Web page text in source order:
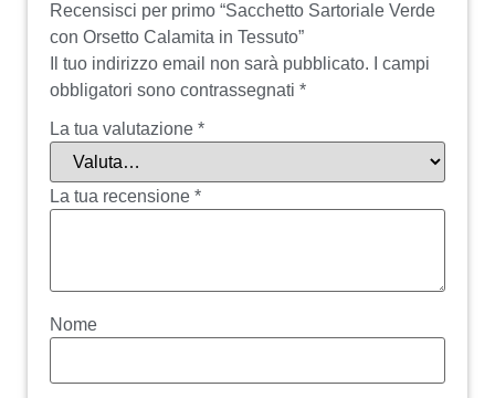
Recensisci per primo “Sacchetto Sartoriale Verde
con Orsetto Calamita in Tessuto”
Il tuo indirizzo email non sarà pubblicato.
I campi
obbligatori sono contrassegnati *
La tua valutazione *
La tua recensione *
Nome